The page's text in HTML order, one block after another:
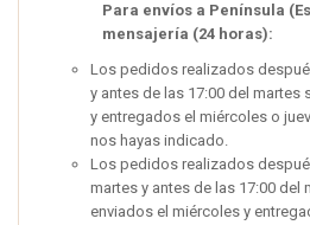
Para envíos a Península
mensajería (24 horas):
Los pedidos realizados
y antes de las 17:00 del martes
y entregados el miércoles o
nos hayas indicado.
Los pedidos realizados
martes y antes de las 17:00 del
enviados el miércoles y